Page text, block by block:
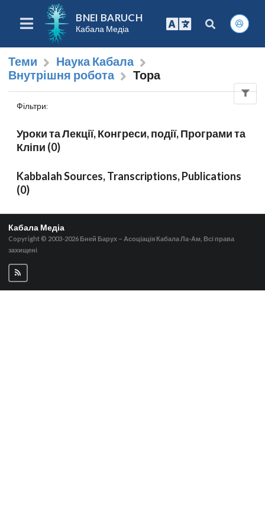
BNEI BARUCH
Кабала Медіа
Теми
Наука Кабала
Внутрішня робота
Тора
Фільтри:
Уроки та Лекції, Конгреси, події, Програми та
Кліпи (0)
Kabbalah Sources, Transcriptions, Publications
(0)
Кабала Медіа
Copyright © 2003-2026 Бней Барух – Асоціація Кабала Ла-Ам, Всі права
захищені